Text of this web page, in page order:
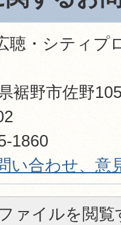
・シティプ
裾野市佐野
1860​​​​​​​
い合わせ、意
ァイルを閲